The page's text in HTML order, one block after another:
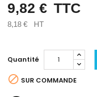
9,82 € TTC
8,18 € HT
Quantité
 SUR COMMANDE